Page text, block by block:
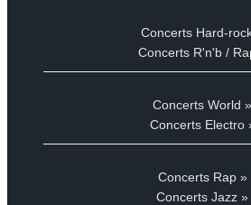
Concerts Hard-
Concerts R'n'b /
Concerts World »
Concerts Electro
Concerts Rap »
Concerts Jazz »